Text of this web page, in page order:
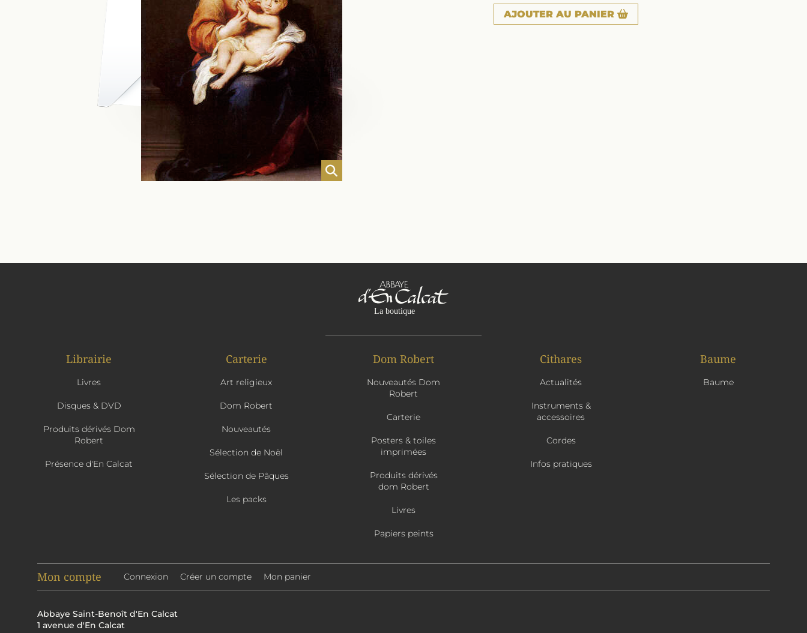
AJOUTER AU PANIER
Librairie
Livres
Disques & DVD
Produits dérivés Dom
Robert
Présence d'En Calcat
Carterie
Art religieux
Dom Robert
Nouveautés
Sélection de Noël
Sélection de Pâques
Les packs
Dom Robert
Nouveautés Dom
Robert
Carterie
Posters & toiles
imprimées
Produits dérivés
dom Robert
Livres
Papiers peints
Cithares
Actualités
Instruments &
accessoires
Cordes
Infos pratiques
Baume
Baume
Mon compte Connexion Créer un compte Mon panier
Abbaye Saint-Benoît d'En Calcat
1 avenue d'En Calcat